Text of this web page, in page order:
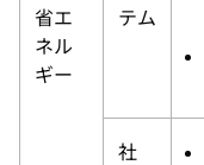
省エ
ネル
ギー
テム
社